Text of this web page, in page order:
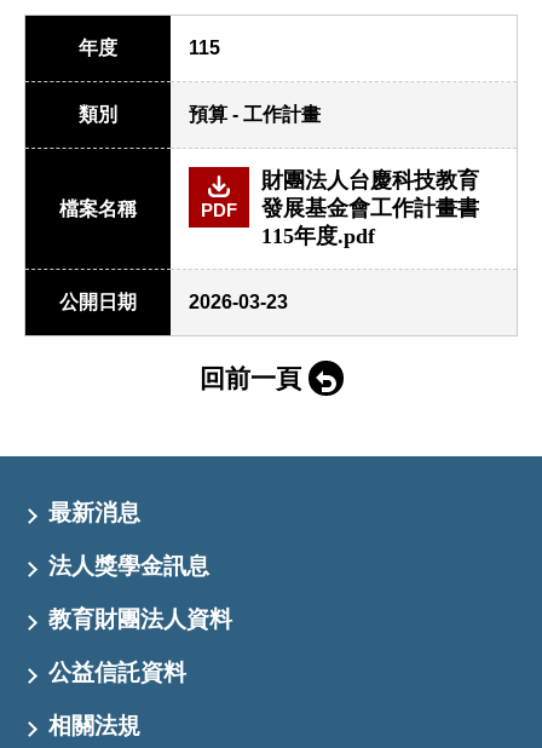
年度 115
類別 預算 - 工作計畫
檔案名稱 PDF
財團法人台慶科技教育
發展基金會工作計畫書
115年度.pdf
公開日期 2026-03-23
回前一頁
最新消息
法人獎學金訊息
教育財團法人資料
公益信託資料
相關法規